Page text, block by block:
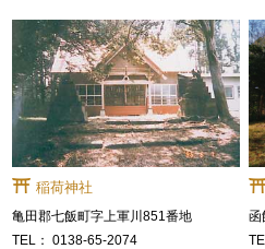
稲荷神社
亀田郡七飯町字上軍川851番地
0138-65-2074
函